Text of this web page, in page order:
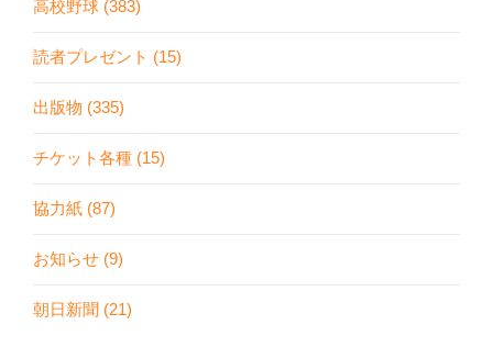
高校野球 (383)
読者プレゼント (15)
出版物 (335)
チケット各種 (15)
協力紙 (87)
お知らせ (9)
朝日新聞 (21)